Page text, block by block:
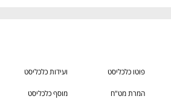
פוטו כלכליסט ועידות כלכליסט
המרת מט"ח מוסף כלכליסט